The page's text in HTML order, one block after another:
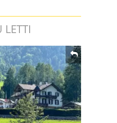
LETTI